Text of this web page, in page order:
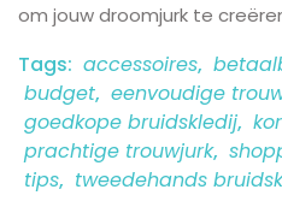
om jouw droomjurk te
Tags: accessoires,
budget, eenvoudige
goedkope bruidskledij,
prachtige trouwjurk,
tips, tweedehands